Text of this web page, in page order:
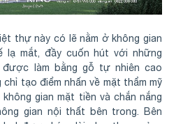
thự này có lẽ nằm ở không gian
mắt, đầy cuốn hút với những
được làm bằng gỗ tự nhiên cao
tạo điểm nhấn về mặt thẩm mỹ
gian mặt tiền và chắn nắng
gian nội thất bên trong. Bên